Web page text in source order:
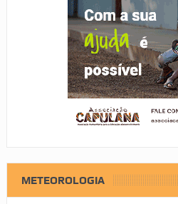
METEOROLOGIA